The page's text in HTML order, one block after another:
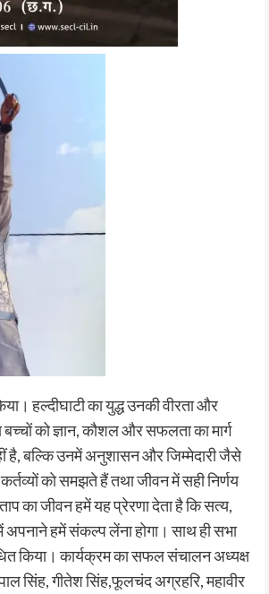
हल्दीघाटी का युद्ध उनकी वीरता और
को ज्ञान, कौशल और सफलता का मार्ग
है, बल्कि उनमें अनुशासन और जिम्मेदारी जैसे
को समझते हैं तथा जीवन में सही निर्णय
का जीवन हमें यह प्रेरणा देता है कि सत्य,
अपनाने हमें संकल्प लेंना होगा। साथ ही सभा
किया। कार्यक्रम का सफल संचालन अध्यक्ष
सिंह, गीतेश सिंह,फूलचंद अग्रहरि, महावीर